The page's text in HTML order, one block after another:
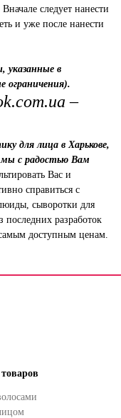
следует нанести
и уже после нанести
указанные в
ограничения).
–
для лица в Харькове,
мы с радостью Вам
Вас и
справиться с
сыворотки для
разработок
доступным ценам.